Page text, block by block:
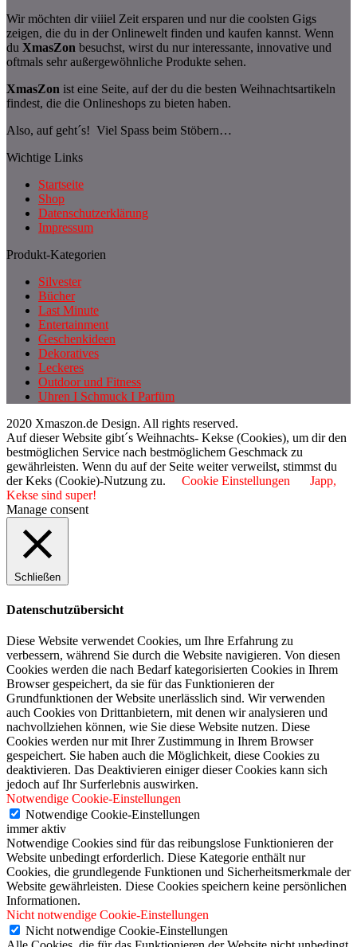
Wir möchten dir viiiel Zeit ersparen und nur die coolsten Gigs
zeigen, die du in der Onlinewelt finden und kaufen kannst. Wenn
du XmasZon besuchst, wirst du nur interessante, innovative und
oftmals sehr außergewöhnliche Produkte sehen.
XmasZon ist eine Seite, auf der du die besten Weihnachtsartikeln
findest, die die Onlineshops zu bieten haben.
Also, auf geht´s! Viel Spass beim Stöbern…
Wichtige Links
Startseite
Shop
Datenschutzerklärung
Impressum
Produkt-Kategorien
Silvester
Bücher
Last Minute
Entertainment
Geschenkideen
Dekoratives
Leckeres
Outdoor und Fitness
Uhren I Schmuck I Parfüm
2020 Xmaszon.de Design. All rights reserved.
Auf dieser Website gibt´s Weihnachts- Kekse (Cookies), um dir den
bestmöglichen Service nach bestmöglichem Geschmack zu
gewährleisten. Wenn du auf der Seite weiter verweilst, stimmst du
der Keks (Cookie)-Nutzung zu.
Cookie Einstellungen
Japp,
Kekse sind super!
Manage consent
Schließen
Datenschutzübersicht
Diese Website verwendet Cookies, um Ihre Erfahrung zu
verbessern, während Sie durch die Website navigieren. Von diesen
Cookies werden die nach Bedarf kategorisierten Cookies in Ihrem
Browser gespeichert, da sie für das Funktionieren der
Grundfunktionen der Website unerlässlich sind. Wir verwenden
auch Cookies von Drittanbietern, mit denen wir analysieren und
nachvollziehen können, wie Sie diese Website nutzen. Diese
Cookies werden nur mit Ihrer Zustimmung in Ihrem Browser
gespeichert. Sie haben auch die Möglichkeit, diese Cookies zu
deaktivieren. Das Deaktivieren einiger dieser Cookies kann sich
jedoch auf Ihr Surferlebnis auswirken.
Notwendige Cookie-Einstellungen
Notwendige Cookie-Einstellungen
immer aktiv
Notwendige Cookies sind für das reibungslose Funktionieren der
Website unbedingt erforderlich. Diese Kategorie enthält nur
Cookies, die grundlegende Funktionen und Sicherheitsmerkmale der
Website gewährleisten. Diese Cookies speichern keine persönlichen
Informationen.
Nicht notwendige Cookie-Einstellungen
Nicht notwendige Cookie-Einstellungen